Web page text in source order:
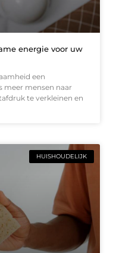
energie voor uw
een
meer mensen naar
te verkleinen en
HUISHOUDELIJK